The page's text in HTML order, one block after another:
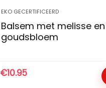
EKO GECERTIFICEERD
Balsem met melisse en
goudsbloem
€10.95